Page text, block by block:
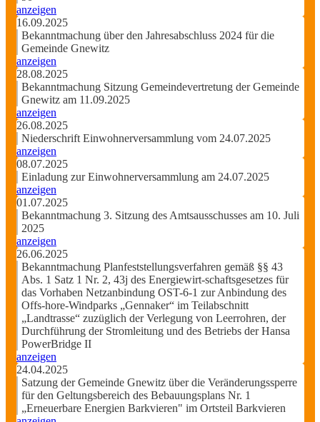
anzeigen
16.09.2025
Bekanntmachung über den Jahresabschluss 2024 für die
Gemeinde Gnewitz
anzeigen
28.08.2025
Bekanntmachung Sitzung Gemeindevertretung der Gemeinde
Gnewitz am 11.09.2025
anzeigen
26.08.2025
Niederschrift Einwohnerversammlung vom 24.07.2025
anzeigen
08.07.2025
Einladung zur Einwohnerversammlung am 24.07.2025
anzeigen
01.07.2025
Bekanntmachung 3. Sitzung des Amtsausschusses am 10. Juli
2025
anzeigen
26.06.2025
Bekanntmachung Planfeststellungsverfahren gemäß §§ 43
Abs. 1 Satz 1 Nr. 2, 43j des Energiewirt-schaftsgesetzes für
das Vorhaben Netzanbindung OST-6-1 zur Anbindung des
Offs-hore-Windparks „Gennaker“ im Teilabschnitt
„Landtrasse“ zuzüglich der Verlegung von Leerrohren, der
Durchführung der Stromleitung und des Betriebs der Hansa
PowerBridge II
anzeigen
24.04.2025
Satzung der Gemeinde Gnewitz über die Veränderungssperre
für den Geltungsbereich des Bebauungsplans Nr. 1
„Erneuerbare Energien Barkvieren" im Ortsteil Barkvieren